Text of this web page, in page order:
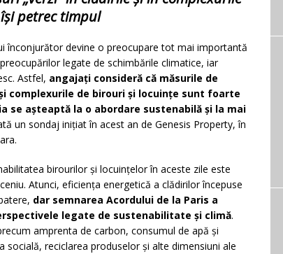
petrec timpul
înconjurător devine o preocupare tot mai importantă
legate de schimbările climatice, iar
Astfel, angajați consideră că măsurile de
complexurile de birouri și locuințe sunt foarte
se așteaptă la o abordare sustenabilă și la mai
un sondaj inițiat în acest an de Genesis Property, în
birourilor și locuințelor în aceste zile este
Atunci, eficiența energetică a clădirilor începuse
dar semnarea Acordului de la Paris a
legate de sustenabilitate și climă.
amprenta de carbon, consumul de apă și
socială, reciclarea produselor și alte dimensiuni ale